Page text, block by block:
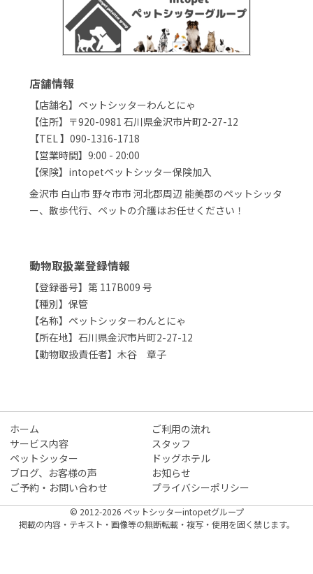
店舗情報
【店舗名】ペットシッターわんとにゃ
【住所】〒920-0981 石川県金沢市片町2-27-12
【TEL 】090-1316-1718
【営業時間】9:00 - 20:00
【保険】intopetペットシッター保険加入
金沢市 白山市 野々市市 河北郡周辺 能美郡のペットシッタ
ー、散歩代行、ペットの介護はお任せください！
動物取扱業登録情報
【登録番号】第 117B009 号
【種別】保管
【名称】ペットシッターわんとにゃ
【所在地】石川県金沢市片町2-27-12
【動物取扱責任者】木谷 章子
ホーム
ご利用の流れ
サービス内容
スタッフ
ペットシッター
ドッグホテル
ブログ、お客様の声
お知らせ
ご予約・お問い合わせ
プライバシーポリシー
© 2012-2026 ペットシッターintopetグループ
掲載の内容・テキスト・画像等の無断転載・複写・使用を固く禁じます。